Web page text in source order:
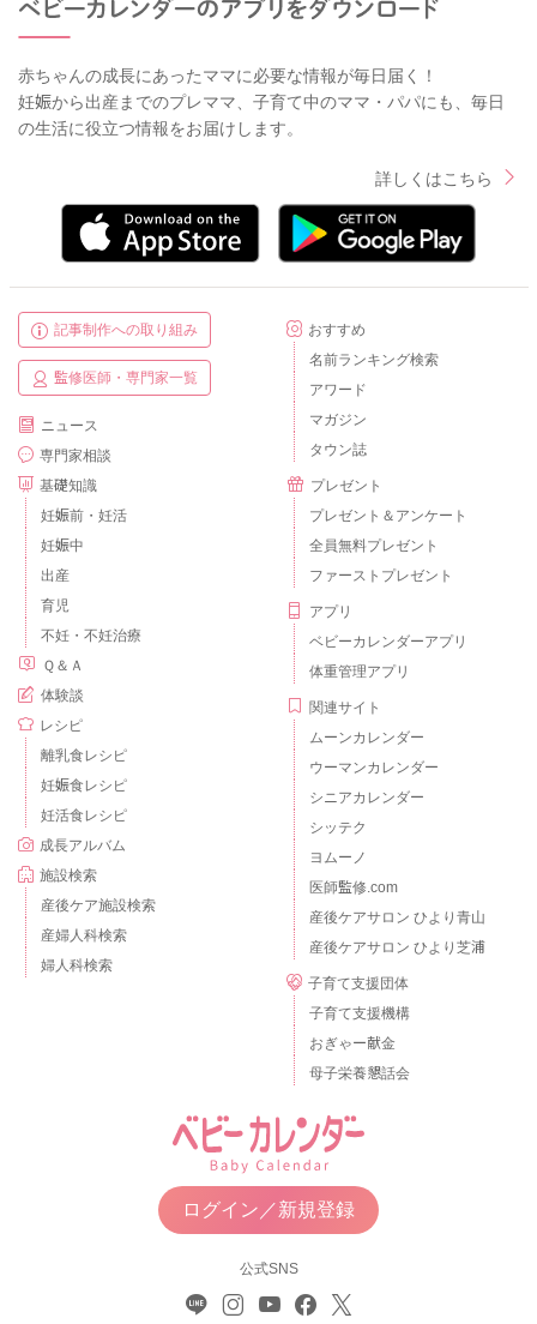
赤ちゃんの成長にあったママに必要な情報が毎日届く！
妊娠から出産までのプレママ、子育て中のママ・パパにも、毎日
の生活に役立つ情報をお届けします。
詳しくはこちら
記事制作への取り組み
監修医師・専門家一覧
ニュース
専門家相談
基礎知識
妊娠前・妊活
妊娠中
出産
育児
不妊・不妊治療
Ｑ＆Ａ
体験談
レシピ
離乳食レシピ
妊娠食レシピ
妊活食レシピ
成長アルバム
施設検索
産後ケア施設検索
産婦人科検索
婦人科検索
おすすめ
名前ランキング検索
アワード
マガジン
タウン誌
プレゼント
プレゼント＆アンケート
全員無料プレゼント
ファーストプレゼント
アプリ
ベビーカレンダーアプリ
体重管理アプリ
関連サイト
ムーンカレンダー
ウーマンカレンダー
シニアカレンダー
シッテク
ヨムーノ
医師監修.com
産後ケアサロン ひより青山
産後ケアサロン ひより芝浦
子育て支援団体
子育て支援機構
おぎゃー献金
母子栄養懇話会
ログイン／新規登録
公式SNS